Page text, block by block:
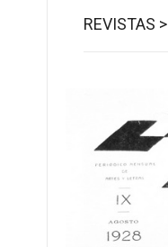
REVISTAS >